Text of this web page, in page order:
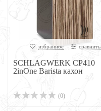
избранное сравнить
SCHLAGWERK CP410
2inOne Barista кахон
(0)